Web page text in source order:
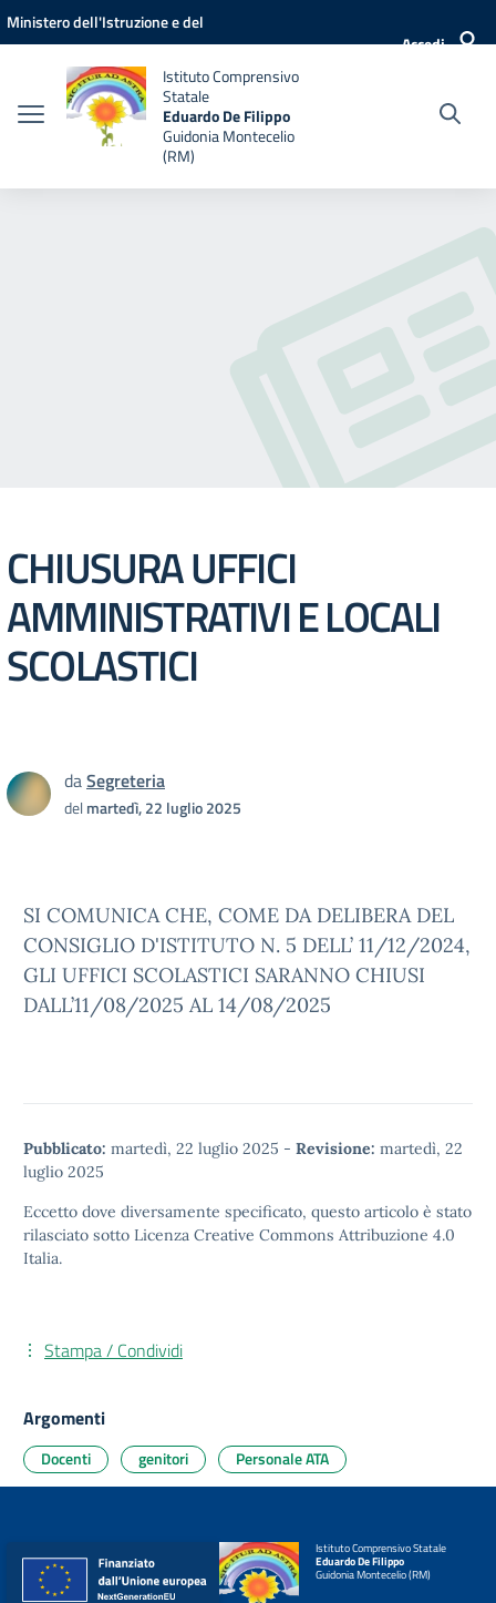
Vai ai contenuti
Vai al menu di navigazione
Vai al footer
Ministero dell'Istruzione e del
Accedi
Istituto Comprensivo
Statale
Eduardo De Filippo
Guidonia Montecelio
(RM)
CHIUSURA UFFICI
AMMINISTRATIVI E LOCALI
SCOLASTICI
daSegreteria
delmartedì, 22 luglio 2025
SI COMUNICA CHE, COME DA DELIBERA DEL
CONSIGLIO D'ISTITUTO N. 5 DELL’ 11/12/2024,
GLI UFFICI SCOLASTICI SARANNO CHIUSI
DALL’11/08/2025 AL 14/08/2025
Pubblicato: martedì, 22 luglio 2025 - Revisione: martedì, 22
luglio 2025
Eccetto dove diversamente specificato, questo articolo è stato
rilasciato sotto Licenza Creative Commons Attribuzione 4.0
Italia.
Stampa / Condividi
Argomenti
Docenti genitori Personale ATA
Istituto Comprensivo Statale
Eduardo De Filippo
Guidonia Montecelio (RM)